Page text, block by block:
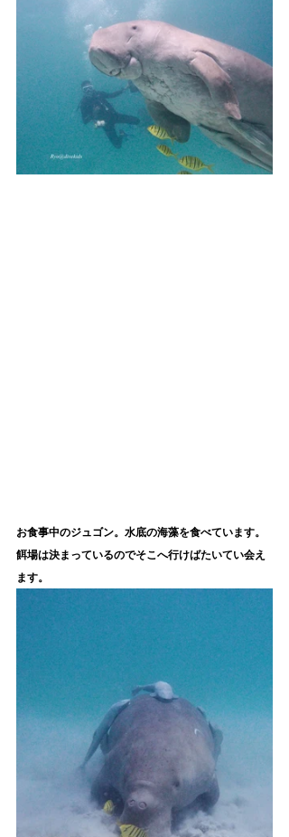
お食事中のジュゴン。水底の海藻を食べています。
餌場は決まっているのでそこへ行けばたいてい会え
ます。